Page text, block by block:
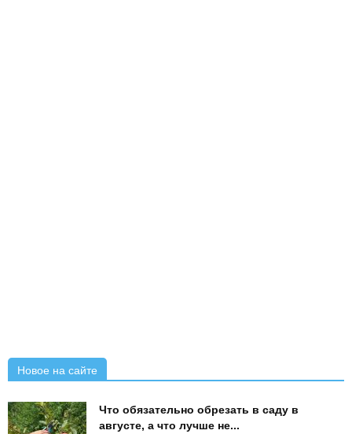
Новое на сайте
Что обязательно обрезать в саду в
августе, а что лучше не...